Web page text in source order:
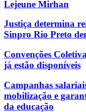
Lejeune Mirhan
Justiça determina
Sinpro Rio Preto
Convenções
já estão disponíveis
Campanhas
mobilização e
da educação